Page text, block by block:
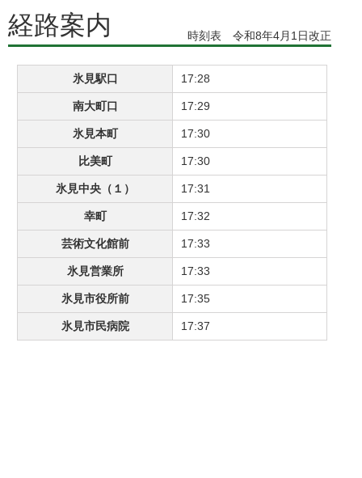
経路案内 時刻表 令和8年4月1日改正
氷見駅口 17:28
南大町口 17:29
氷見本町 17:30
比美町 17:30
氷見中央（１） 17:31
幸町 17:32
芸術文化館前 17:33
氷見営業所 17:33
氷見市役所前 17:35
氷見市民病院 17:37